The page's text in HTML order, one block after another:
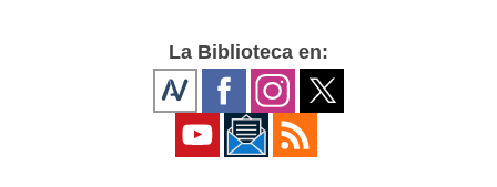
La Biblioteca en: